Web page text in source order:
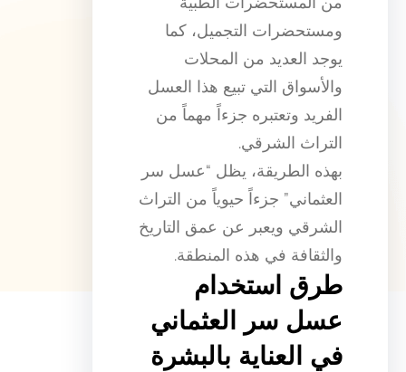
ومستحضرات التجميل، كما
يوجد العديد من المحلات
والأسواق التي تبيع هذا العسل
الفريد وتعتبره جزءاً مهماً من
التراث الشرقي.
بهذه الطريقة، يظل “عسل سر
العثماني” جزءاً حيوياً من التراث
الشرقي ويعبر عن عمق التاريخ
والثقافة في هذه المنطقة.
طرق استخدام
عسل سر العثماني
في العناية بالبشرة